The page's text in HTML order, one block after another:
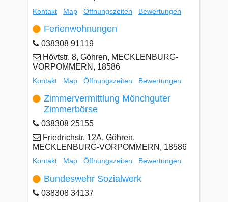
Kontakt Map Öffnungszeiten Bewertungen
Ferienwohnungen
038308 91119
Hövtstr. 8, Göhren, MECKLENBURG-
VORPOMMERN, 18586
Kontakt Map Öffnungszeiten Bewertungen
Zimmervermittlung Mönchguter
Zimmerbörse
038308 25155
Friedrichstr. 12A, Göhren,
MECKLENBURG-VORPOMMERN, 18586
Kontakt Map Öffnungszeiten Bewertungen
Bundeswehr Sozialwerk
038308 34137